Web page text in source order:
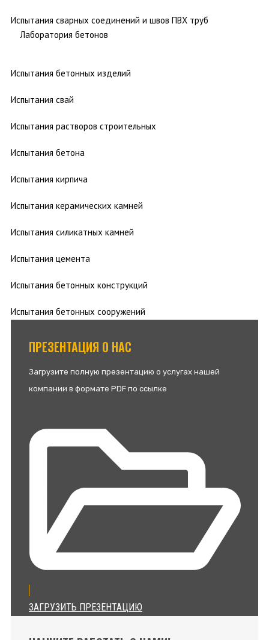
Испытания сварных соединений и швов ПВХ труб
Лаборатория бетонов
Испытания бетонных изделий
Испытания свай
Испытания растворов строительных
Испытания бетона
Испытания кирпича
Испытания керамических камней
Испытания силикатных камней
Испытания цемента
Испытания бетонных конструкций
Испытания бетонных сооружений
ПРЕЗЕНТАЦИЯ О НАС
Загрузите полную презентацию о услугах нашей
компании в формате PDF по ссылке
ЗАГРУЗИТЬ ПРЕЗЕНТАЦИЮ